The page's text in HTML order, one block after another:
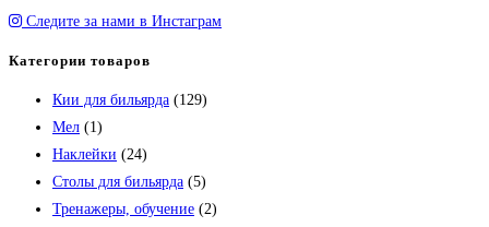
Следите за нами в Инстаграм
Категории товаров
Кии для бильярда (129)
Мел (1)
Наклейки (24)
Столы для бильярда (5)
Тренажеры, обучение (2)